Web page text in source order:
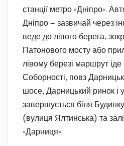
станції метро «Дніпро».
Дніпро — зазвичай через
веде до лівого берега,
Патонового мосту або
лівому березі маршрут
Соборності, повз
шосе, Дарницький ринок і
завершується біля
(вулиця Ялтинська) та
«Дарниця».